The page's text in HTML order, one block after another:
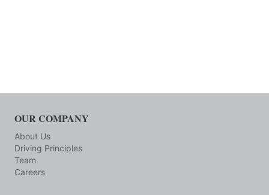
OUR COMPANY
About Us
Driving Principles
Team
Careers